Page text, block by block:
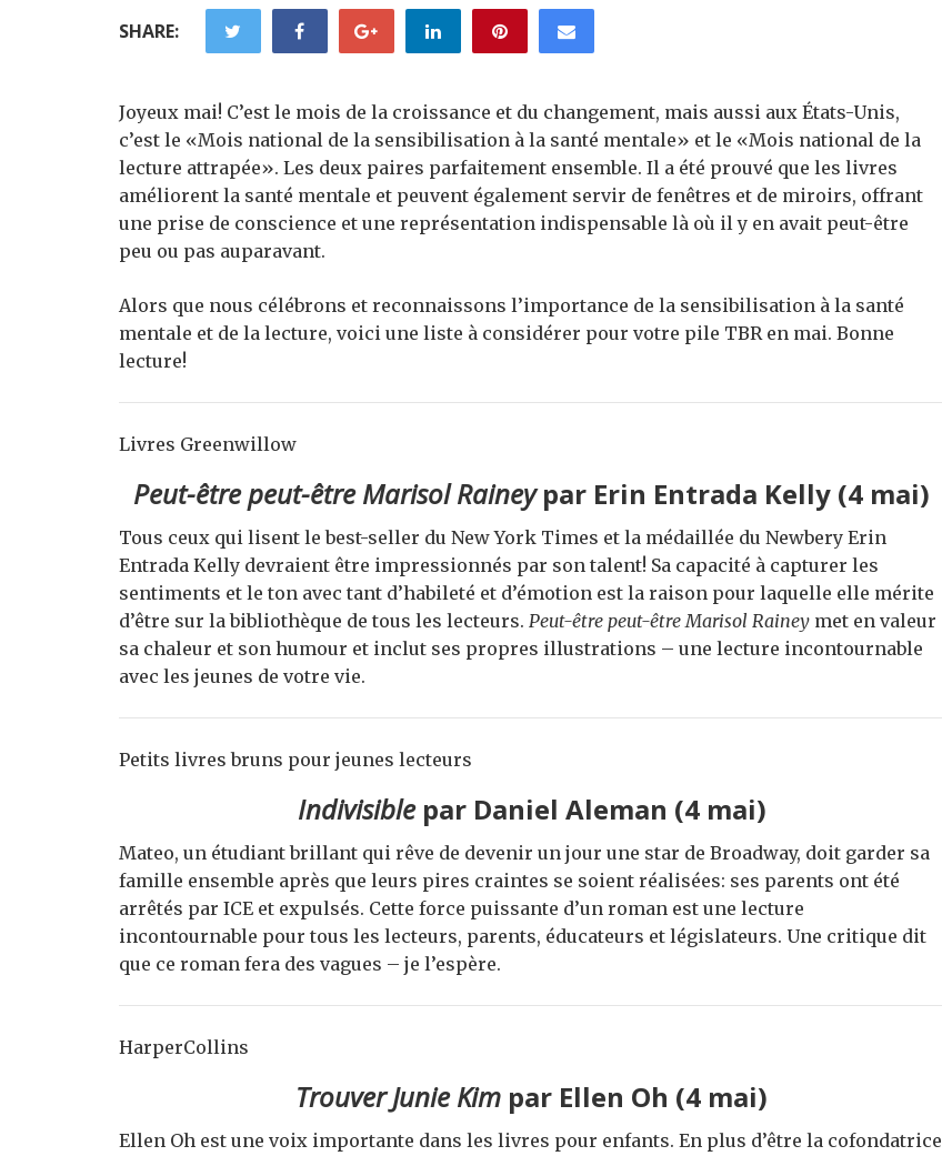
SHARE:
Joyeux mai! C’est le mois de la croissance et du changement, mais aussi aux États-Unis,
c’est le «Mois national de la sensibilisation à la santé mentale» et le «Mois national de la
lecture attrapée». Les deux paires parfaitement ensemble. Il a été prouvé que les livres
améliorent la santé mentale et peuvent également servir de fenêtres et de miroirs, offrant
une prise de conscience et une représentation indispensable là où il y en avait peut-être
peu ou pas auparavant.
Alors que nous célébrons et reconnaissons l’importance de la sensibilisation à la santé
mentale et de la lecture, voici une liste à considérer pour votre pile TBR en mai. Bonne
lecture!
Livres Greenwillow
Peut-être peut-être Marisol Raineypar Erin Entrada Kelly (4 mai)
Tous ceux qui lisent le best-seller du New York Times et la médaillée du Newbery Erin
Entrada Kelly devraient être impressionnés par son talent! Sa capacité à capturer les
sentiments et le ton avec tant d’habileté et d’émotion est la raison pour laquelle elle mérite
d’être sur la bibliothèque de tous les lecteurs. Peut-être peut-être Marisol Rainey met en valeur
sa chaleur et son humour et inclut ses propres illustrations – une lecture incontournable
avec les jeunes de votre vie.
Petits livres bruns pour jeunes lecteurs
Indivisible par Daniel Aleman (4 mai)
Mateo, un étudiant brillant qui rêve de devenir un jour une star de Broadway, doit garder sa
famille ensemble après que leurs pires craintes se soient réalisées: ses parents ont été
arrêtés par ICE et expulsés. Cette force puissante d’un roman est une lecture
incontournable pour tous les lecteurs, parents, éducateurs et législateurs. Une critique dit
que ce roman fera des vagues – je l’espère.
HarperCollins
Trouver Junie Kim par Ellen Oh (4 mai)
Ellen Oh est une voix importante dans les livres pour enfants. En plus d’être la cofondatrice